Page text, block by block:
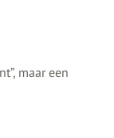
maar een